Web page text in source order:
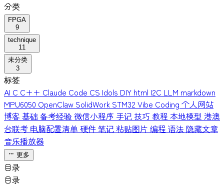
分类
FPGA
9
technique
11
未分类
3
标签
AI C C++ Claude Code CS Idols DIY html I2C LLM markdown
MPU6050 OpenClaw SolidWork STM32 Vibe Coding 个人网站
博客 基础 备考经验微信小程序 手记 技巧 教程 本地模型 港澳
台联考 电脑配置清单硬件笔记粘贴图片 编程 语法 隐藏文章
音乐播放器
更多
目录
目录